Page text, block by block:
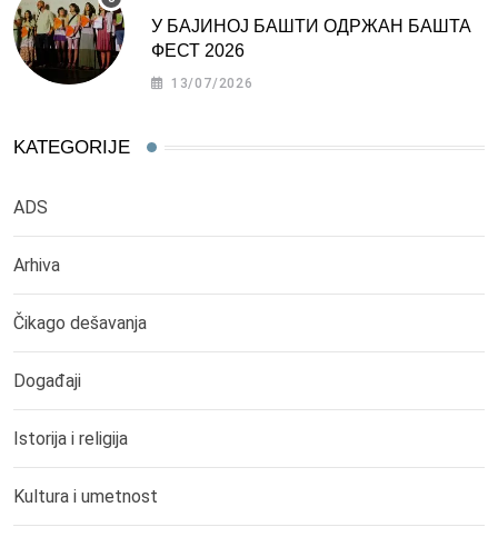
У БАЈИНОЈ БАШТИ ОДРЖАН БАШТА
ФЕСТ 2026
13/07/2026
KATEGORIJE
ADS
Arhiva
Čikago dešavanja
Događaji
Istorija i religija
Kultura i umetnost